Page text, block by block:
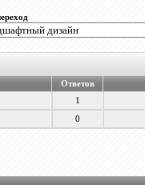
Ответов
1
0